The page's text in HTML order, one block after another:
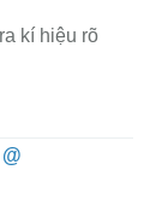
kí hiệu rõ